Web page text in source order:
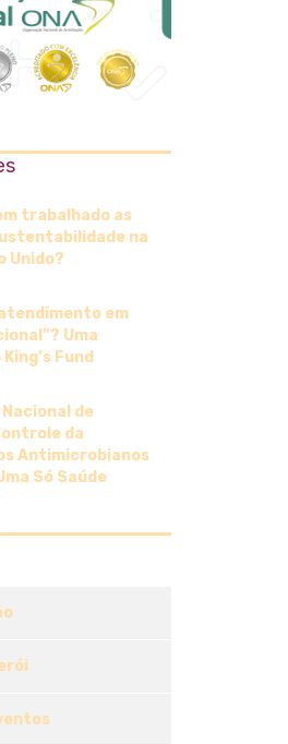
trabalhado as
na
Unido?
em
Uma
Fund
de
da
Antimicrobianos
Só Saúde